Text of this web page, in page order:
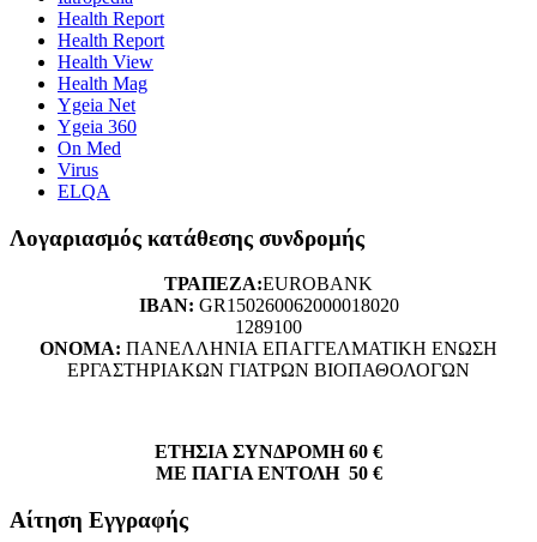
Health Report
Health Report
Health View
Health Mag
Ygeia Net
Ygeia 360
On Med
Virus
ELQA
Λογαριασμός κατάθεσης συνδρομής
ΤΡΑΠΕΖΑ:EUROBANK
ΙΒΑΝ: GR150260062000018020
1289100
ΟΝΟΜΑ: ΠΑΝΕΛΛΗΝΙΑ ΕΠΑΓΓΕΛΜΑΤΙΚΗ ΕΝΩΣΗ
ΕΡΓΑΣΤΗΡΙΑΚΩΝ ΓΙΑΤΡΩΝ ΒΙΟΠΑΘΟΛΟΓΩΝ
ΕΤΗΣΙΑ ΣΥΝΔΡΟΜΗ 60 €
ΜΕ ΠΑΓΙΑ ΕΝΤΟΛΗ 50 €
Αίτηση Εγγραφής